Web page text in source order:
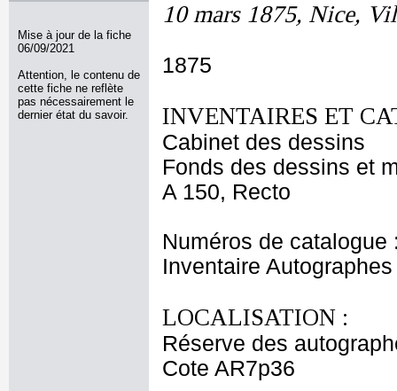
Mise à jour de la fiche
06/09/2021
Attention, le contenu de
cette fiche ne reflète
pas nécessairement le
dernier état du savoir.
10 mars 1875, Nice,
1875
INVENTAIRES ET
Cabinet des dessins
Fonds des dessins et
A 150, Recto
Numéros de catalogue
Inventaire
LOCALISATION :
Réserve des
Cote AR7p36